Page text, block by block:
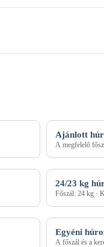
Ajánlott
A megfelelő
24/23 kg
Főszál: 24 kg ·
Egyéni
A főszál és a